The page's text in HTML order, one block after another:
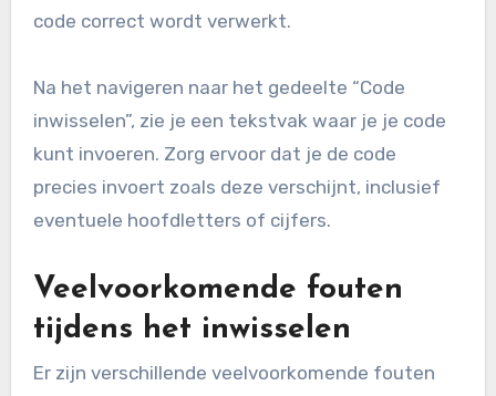
code correct wordt verwerkt.
Na het navigeren naar het gedeelte “Code
inwisselen”, zie je een tekstvak waar je je code
kunt invoeren. Zorg ervoor dat je de code
precies invoert zoals deze verschijnt, inclusief
eventuele hoofdletters of cijfers.
Veelvoorkomende fouten
tijdens het inwisselen
Er zijn verschillende veelvoorkomende fouten